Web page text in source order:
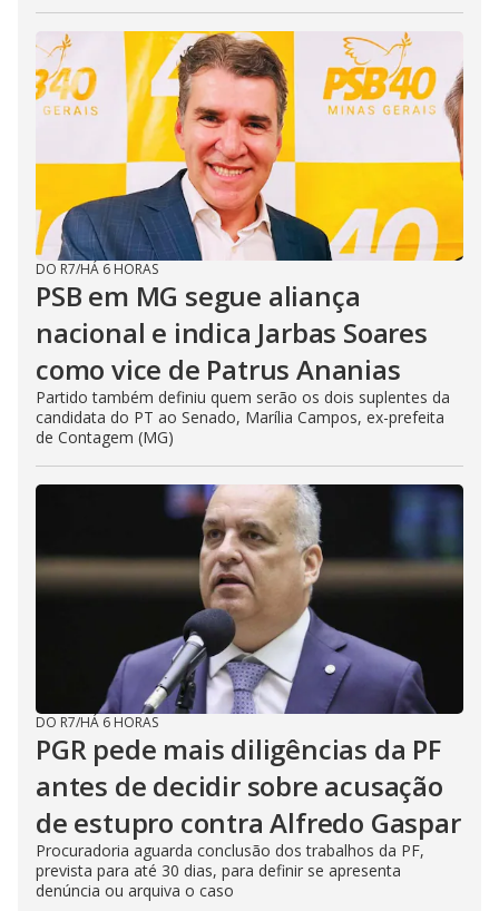
DO R7/HÁ 6 HORAS
PSB em MG segue aliança
nacional e indica Jarbas Soares
como vice de Patrus Ananias
Partido também definiu quem serão os dois suplentes da
candidata do PT ao Senado, Marília Campos, ex-prefeita
de Contagem (MG)
DO R7/HÁ 6 HORAS
PGR pede mais diligências da PF
antes de decidir sobre acusação
de estupro contra Alfredo Gaspar
Procuradoria aguarda conclusão dos trabalhos da PF,
prevista para até 30 dias, para definir se apresenta
denúncia ou arquiva o caso